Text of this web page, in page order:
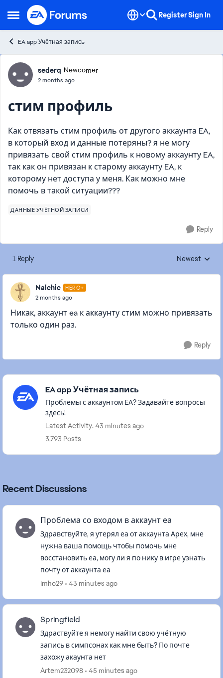
Open Side Menu
Skip to content RegisterSign In
EA app Учётная запись
Forum Discussion
sederq Newcomer
2 months ago
стим профиль
Как отвязать стим профиль от другого аккаунта EA,
в который вход и данные потеряны? я не могу
привязать свой стим профиль к новому аккаунту EA,
так как он привязан к старому аккаунту EA, к
которому нет доступа у меня. Как можно мне
помочь в такой ситуации???
ДАННЫЕ УЧЁТНОЙ ЗАПИСИ
Reply
1 Reply Replies sorted
Newest
Nalchic HERO+
2 months ago
Никак, аккаунт ea к аккаунту стим можно привязать
только один раз.
Reply
Featured Places
EA app Учётная запись
Проблемы с аккаунтом ЕА? Задавайте вопросы
здесь!
Latest Activity: 43 minutes ago
3,793 Posts
Recent Discussions
Проблема со входом в аккаунт еа
Здравствуйте, я утерял еа от аккаунта Арех, мне
нужна ваша помощь чтобы помочь мне
восстановить еа, могу ли я по нику в игре узнать
почту от аккаунта еа
Imho29
43 minutes ago
Springfield
Здраствуйте я немогу найти свою учётную
запись в симпсонах как мне быть? По почте
захожу акаунта нет
Artem232098
45 minutes ago